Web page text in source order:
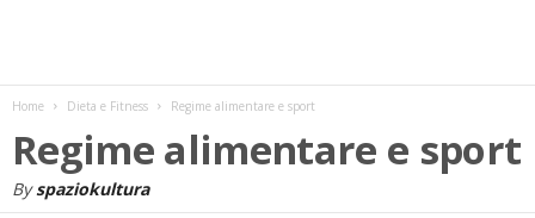
Home Dieta e Fitness Regime alimentare e sport
Regime alimentare e sport
By spaziokultura